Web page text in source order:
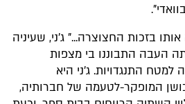
בזכות החצוצרה..." ג'ני, שעיניה
העבה התבוננו בי מצפות
למטח התנגדויות. ג'ני היא
המופקר-לטעמה של חברותיה,